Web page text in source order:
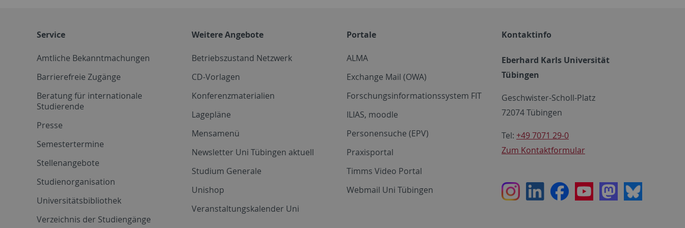
Service
Amtliche Bekanntmachungen
Barrierefreie Zugänge
Beratung für internationale
Studierende
Presse
Semestertermine
Stellenangebote
Studienorganisation
Universitätsbibliothek
Verzeichnis der Studiengänge
Weitere Angebote
Betriebszustand Netzwerk
CD-Vorlagen
Konferenzmaterialien
Lagepläne
Mensamenü
Newsletter Uni Tübingen aktuell
Studium Generale
Unishop
Veranstaltungskalender Uni
Portale
ALMA
Exchange Mail (OWA)
Forschungsinformationssystem FIT
ILIAS, moodle
Personensuche (EPV)
Praxisportal
Timms Video Portal
Webmail Uni Tübingen
Kontaktinfo
Eberhard Karls Universität
Tübingen
Geschwister-Scholl-Platz
72074 Tübingen
Tel: +49 7071 29-0
Zum Kontaktformular
InstagramLinkedInFacebookYoutubeMastodon
Bluesky